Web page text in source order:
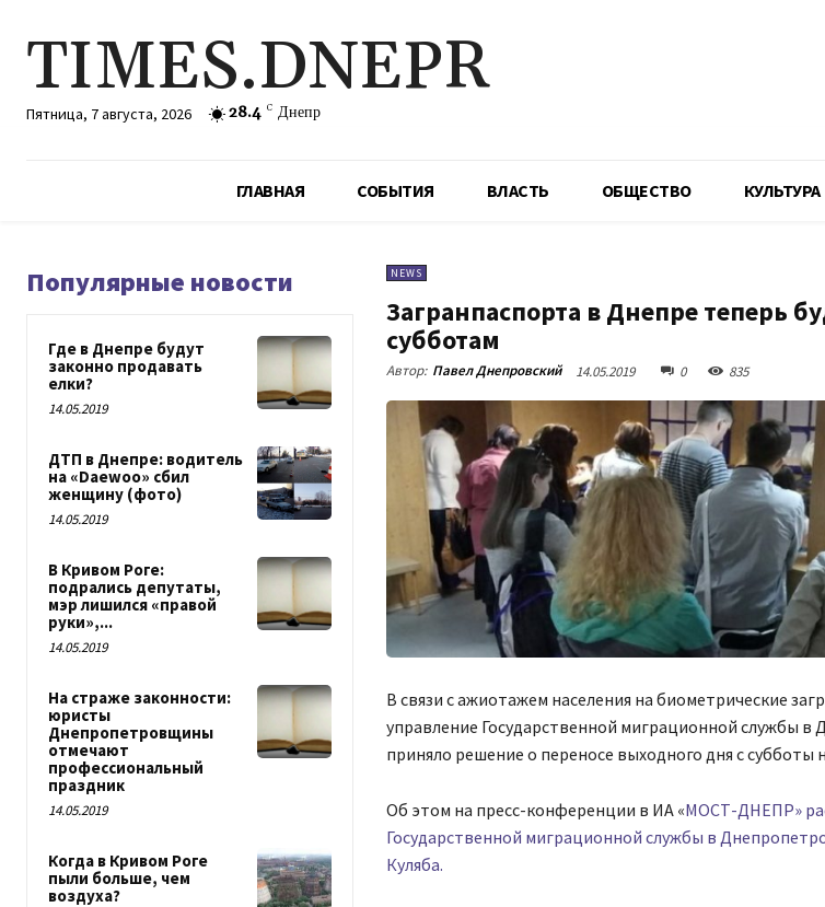
TIMES.DNEPR
Пятница, 7 августа, 2026 28.4 C Днепр
ГЛАВНАЯ СОБЫТИЯ ВЛАСТЬ ОБЩЕСТВО КУЛЬТУРА
Популярные новости
Где в Днепре будут
законно продавать
елки?
14.05.2019
ДТП в Днепре: водитель
на «Daewoo» сбил
женщину (фото)
14.05.2019
В Кривом Роге:
подрались депутаты,
мэр лишился «правой
руки»,...
14.05.2019
На страже законности:
юристы
Днепропетровщины
отмечают
профессиональный
праздник
14.05.2019
Когда в Кривом Роге
пыли больше, чем
воздуха?
NEWS
Загранпаспорта в Днепре теперь
субботам
Автор: Павел Днепровский 14.05.2019 0 835
В связи с ажиотажем населения на биометрические
управление Государственной миграционной службы в
приняло решение о переносе выходного дня с субботы
Об этом на пресс-конференции в ИА «МОСТ-ДНЕПР»
Государственной миграционной службы в
Куляба.